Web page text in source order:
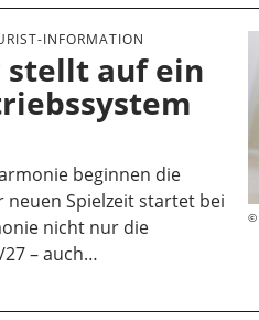
INFORMATION
stellt auf ein
beginnen die
Spielzeit startet bei
nicht nur die
– auch…